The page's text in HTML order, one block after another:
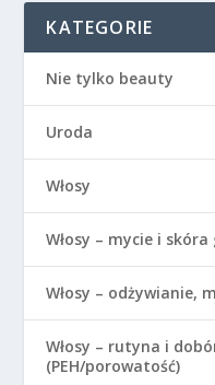
KATEGORIE
Nie tylko beauty
Uroda
Włosy
Włosy – mycie i skóra
Włosy – odżywianie,
Włosy – rutyna i
(PEH/porowatość)